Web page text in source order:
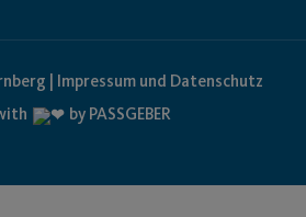
| Impressum und Datenschutz
by PASSGEBER